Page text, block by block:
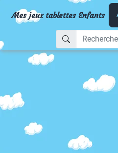
Mes jeux tablettes Enfants